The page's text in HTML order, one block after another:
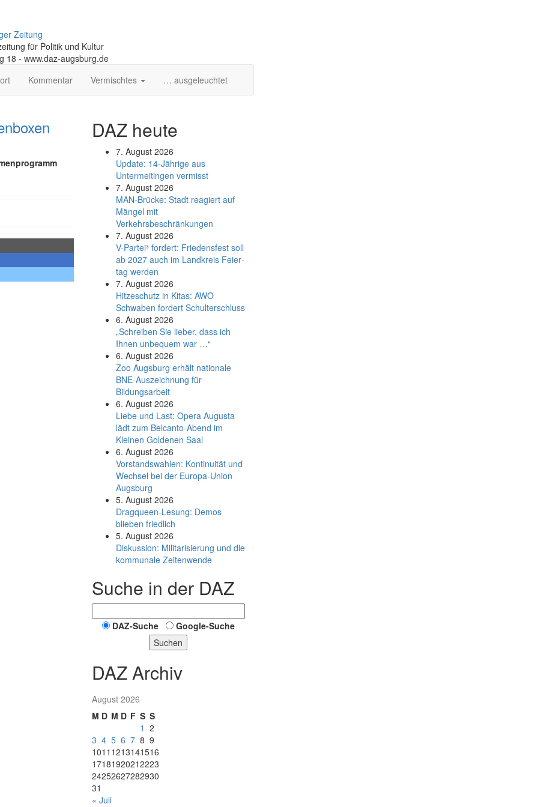
Zeitung
für Politik und Kultur
18 - www.daz-augsburg.de
Kommentar Vermischtes … ausgeleuchtet
DAZ heute
7. August 2026
Update: 14-Jährige aus
Untermeitingen vermisst
7. August 2026
MAN-Brücke: Stadt reagiert auf
Mängel mit
Verkehrsbeschränkungen
7. August 2026
V-Partei­³ fordert: Friedens­fest soll
ab 2027 auch im Land­kreis Feier­
tag werden
7. August 2026
Hitzeschutz in Kitas: AWO
Schwaben fordert Schulterschluss
6. August 2026
„Schreiben Sie lieber, dass ich
Ihnen unbequem war …“
6. August 2026
Zoo Augsburg erhält nationale
BNE-Auszeichnung für
Bildungsarbeit
6. August 2026
Liebe und Last: Opera Augusta
lädt zum Belcanto-Abend im
Kleinen Goldenen Saal
6. August 2026
Vorstandswahlen: Kontinuität und
Wechsel bei der Europa-Union
Augsburg
5. August 2026
Dragqueen-Lesung: Demos
blieben friedlich
5. August 2026
Diskussion: Mi­li­ta­ri­sie­rung und die
kommunale Zeitenwende
Suche in der DAZ
DAZ-Suche
Google-Suche
Suchen
DAZ Archiv
August 2026
M D M D F S S
1 2
3 4 5 6 7 8 9
1011 1213141516
17181920212223
24252627282930
31
« Juli